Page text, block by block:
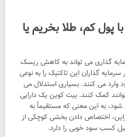
پول کم، طلا بخریم یا
گذاری می تواند به کاهش ریسک
گذاران این تاکتیک را به نوعی
وارد می کنند. بسیاری استدلال می
کمک کنند. بیت کوین یک دارایی
به این معنی که مستقیماً به
اختصاص دادن بخشی کوچکی از
کسب سود خوبی را دارد.